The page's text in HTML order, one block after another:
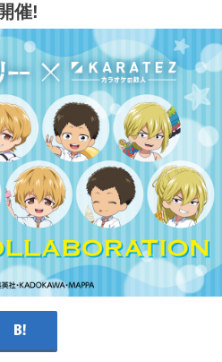
催!